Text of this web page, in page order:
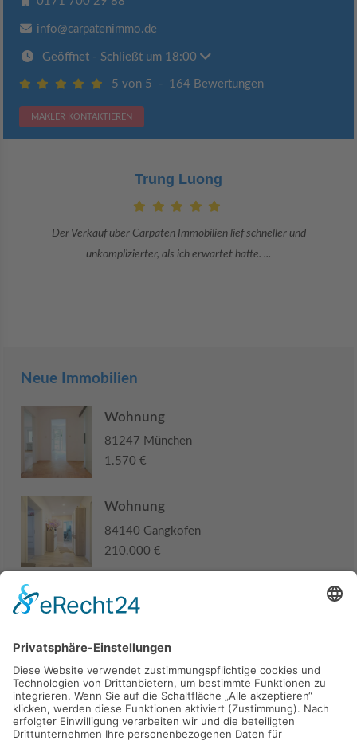
info@carpatenimmo.de
Geöffnet - Schließt um 18:00
5 von 5 - 164 Bewertungen
MAKLER KONTAKTIEREN
Trung Luong
Der Verkauf über Carpaten Immobilien lief schneller und
unkomplizierter, als ich erwartet hatte. ...
Neue Immobilien
Wohnung
81247 München
1.570 €
Wohnung
84140 Gangkofen
210.000 €
Haus
285.000 €